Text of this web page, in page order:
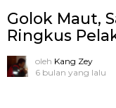
Golok Maut,
Ringkus
oleh Kang Zey
6 bulan yang lalu